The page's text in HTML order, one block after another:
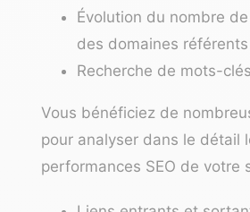
Évolution du nombre
des domaines référents
Recherche de mots-
Vous bénéficiez de
pour analyser dans le détail
performances SEO de votre